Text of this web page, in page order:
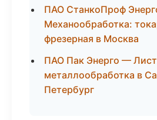
ПАО СтанкоПроф
Механообработка:
фрезерная в Москва
ПАО Пак Энерго —
металлообработка в
Петербург